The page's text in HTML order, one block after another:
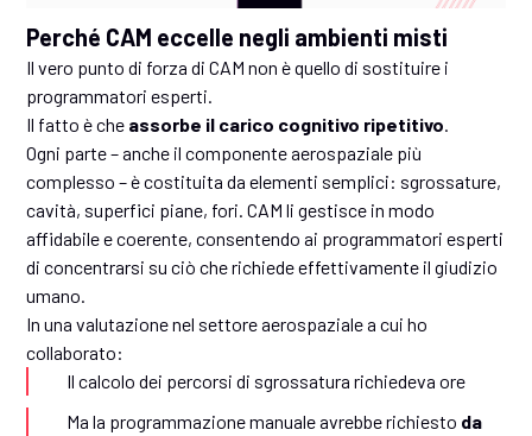
Perché CAM eccelle negli ambienti misti
Il vero punto di forza di CAM non è quello di sostituire i
programmatori esperti.
Il fatto è che assorbe il carico cognitivo ripetitivo
Ogni parte – anche il componente aerospaziale più
complesso – è costituita da elementi semplici: sgrossature,
cavità, superfici piane, fori. CAM li gestisce in modo
affidabile e coerente, consentendo ai programmatori esperti
di concentrarsi su ciò che richiede effettivamente il giudizio
umano.
In una valutazione nel settore aerospaziale a cui ho
collaborato:
Il calcolo dei percorsi di sgrossatura richiedeva ore
Ma la programmazione manuale avrebbe richiesto da